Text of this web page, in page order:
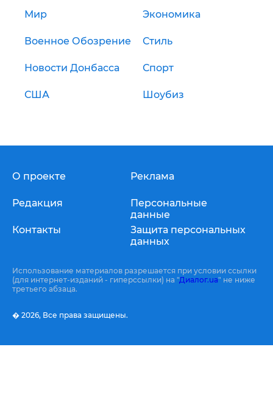
Мир Экономика
Военное Обозрение Стиль
Новости Донбасса Спорт
США Шоубиз
О проекте
Редакция
Контакты
Реклама
Персональные
данные
Защита персональных
данных
Использование материалов разрешается при условии ссылки
(для интернет-изданий - гиперссылки) на "Диалог.ua" не ниже
третьего абзаца.
� 2026, Все права защищены.